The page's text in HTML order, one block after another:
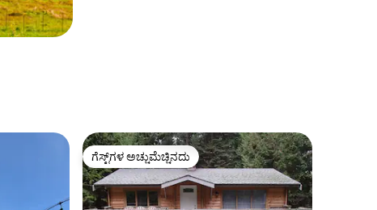
ಗೆಸ್ಟ್‌ಗಳ ಅಚ್ಚುಮೆಚ್ಚಿನದು
ಗೆಸ್ಟ್‌ಗಳ ಅಚ್ಚುಮೆಚ್ಚಿನದು